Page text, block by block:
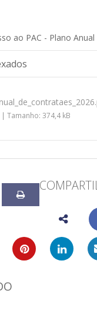
ao PAC - Plano
Tamanho: 374,4 kB